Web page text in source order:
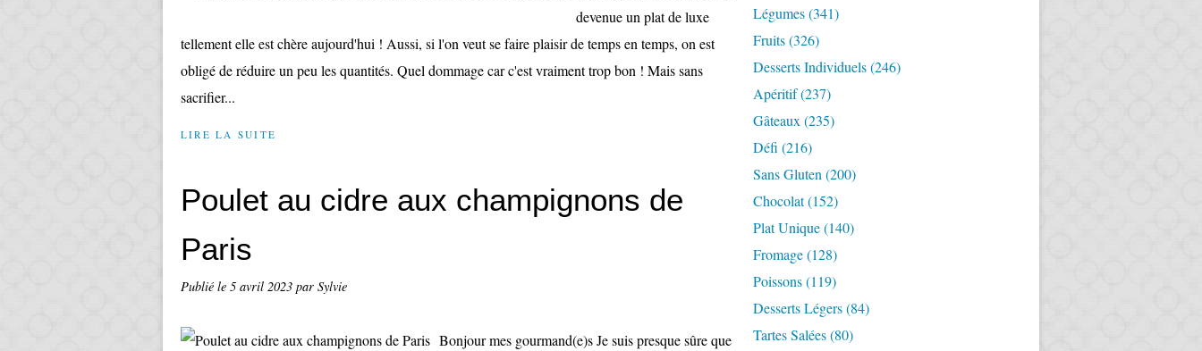
devenue un plat de luxe
tellement elle est chère aujourd'hui ! Aussi, si l'on veut se faire plaisir de temps en temps, on est
obligé de réduire un peu les quantités. Quel dommage car c'est vraiment trop bon ! Mais sans
sacrifier...
LIRE LA SUITE
Poulet au cidre aux champignons de
Paris
Publié le 5 avril 2023 par Sylvie
Bonjour mes gourmand(e)s Je suis presque sûre que
Légumes(341)
Fruits(326)
Desserts Individuels(246)
Apéritif(237)
Gâteaux (235)
Défi (216)
Sans Gluten (200)
Chocolat(152)
Plat Unique(140)
Fromage(128)
Poissons(119)
Desserts Légers(84)
Tartes Salées(80)